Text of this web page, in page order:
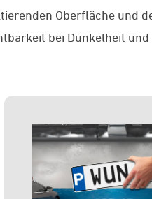
Oberfläche und
bei Dunkelheit